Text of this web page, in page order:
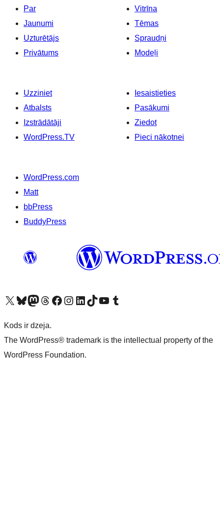
Par
Jaunumi
Uzturētājs
Privātums
Vitrīna
Tēmas
Spraudņi
Modeļi
Uzziniet
Atbalsts
Izstrādātāji
WordPress.TV
Iesaistieties
Pasākumi
Ziedot
Pieci nākotnei
WordPress.com
Matt
bbPress
BuddyPress
Apmeklējiet mūsu X (agrāk Twitter) kontu
Apmeklējiet mūsu Bluesky kontu
Apmeklējiet mūsu Mastodon kontu
Apmeklējiet mūsu Threads kontu
Apmeklējiet mūsu Facebook lapuApmeklējiet mūsu Instagram kontu
Apmeklējiet mūsu LinkedIn kontu
Apmeklējiet mūsu TikTok kontu
Apmeklējiet mūsu YouTube kanālu
Apmeklējiet mūsu Tumblr kontu
Kods ir dzeja.
The WordPress® trademark is the intellectual property of the
WordPress Foundation.